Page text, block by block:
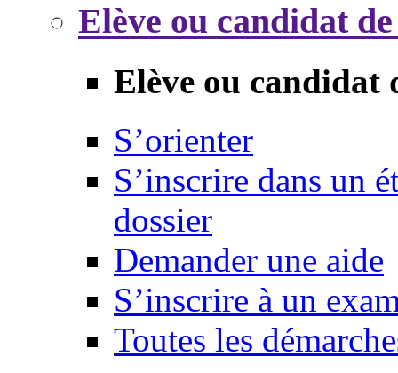
Elève ou candidat
Elève ou candidat
S’orienter
S’inscrire dans un
dossier
Demander une aide
S’inscrire à un
Toutes les